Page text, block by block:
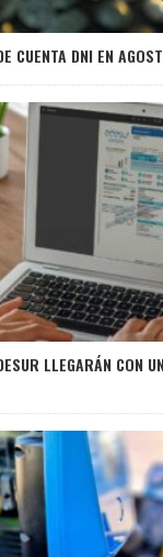
CUENTA DNI EN
LLEGARÁN CON